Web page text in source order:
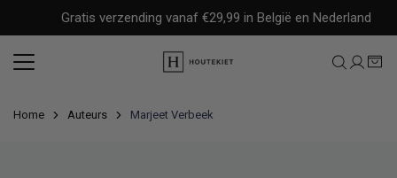
content
Gratis verzending vanaf €29,99 in België en Nederland
Home Auteurs Marjeet Verbeek